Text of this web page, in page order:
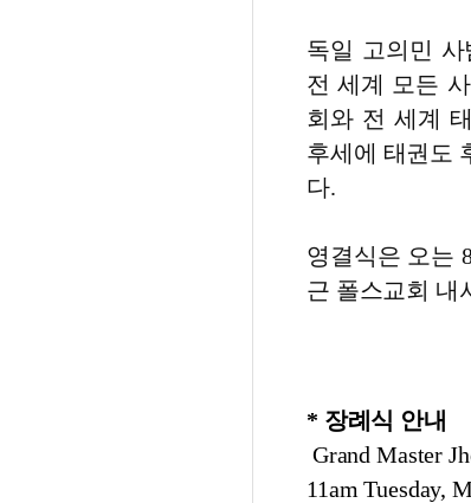
독일 고의민 사
전 세계 모든
회와 전 세계
후세에 태권도
다.
영결식은 오는
근 폴스교회 내
* 장례식 안내
Grand Master
11am Tuesday,